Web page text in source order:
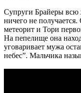
Супруги Брайеры всю
ничего не
метеорит и Тори
На пепелище она
уговаривает мужа
небес”. Мальчика